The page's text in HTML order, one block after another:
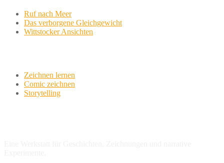
Ruf nach Meer
Das verborgene Gleichgewicht
Wittstocker Ansichten
Zeichnen lernen
Comic zeichnen
Storytelling